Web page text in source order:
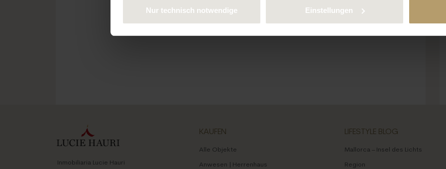
Nur technisch notwendige Einstellungen
Inmobiliaria Lucie Hauri
KAUFEN
Alle Objekte
Anwesen | Herrenhaus
LIFESTYLE BLOG
Mallorca – Insel des Lichts
Region